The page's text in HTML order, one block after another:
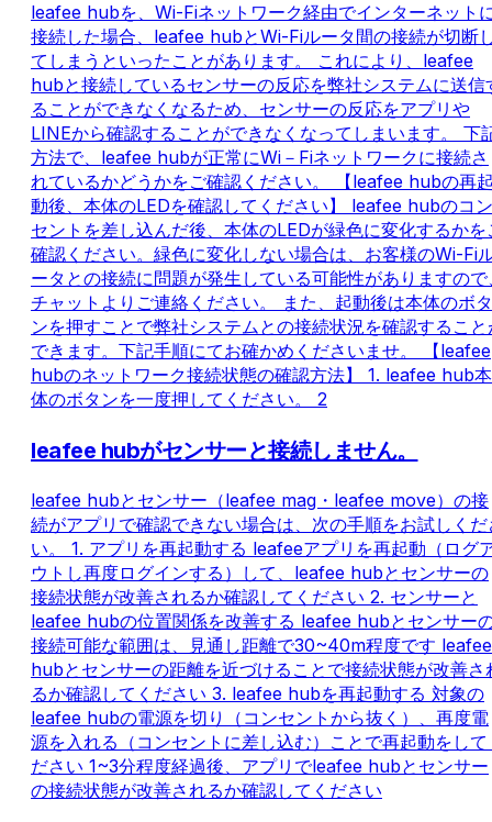
leafee hubを、Wi-Fiネットワーク経由でインターネット
接続した場合、leafee hubとWi-Fiルータ間の接続が切断
てしまうといったことがあります。 これにより、leafee
hubと接続しているセンサーの反応を弊社システムに送信
ることができなくなるため、センサーの反応をアプリや
LINEから確認することができなくなってしまいます。 下
方法で、leafee hubが正常にWi－Fiネットワークに接続さ
れているかどうかをご確認ください。 【leafee hubの再
動後、本体のLEDを確認してください】 leafee hubのコン
セントを差し込んだ後、本体のLEDが緑色に変化するかを
確認ください。緑色に変化しない場合は、お客様のWi-Fi
ータとの接続に問題が発生している可能性がありますので
チャットよりご連絡ください。 また、起動後は本体のボタ
ンを押すことで弊社システムとの接続状況を確認すること
できます。下記手順にてお確かめくださいませ。 【leafee
hubのネットワーク接続状態の確認方法】 1. leafee hub本
体のボタンを一度押してください。 2
leafee hubがセンサーと接続しません。
leafee hubとセンサー（leafee mag・leafee move）の接
続がアプリで確認できない場合は、次の手順をお試しくだ
い。 1. アプリを再起動する leafeeアプリを再起動（ログ
ウトし再度ログインする）して、leafee hubとセンサーの
接続状態が改善されるか確認してください 2. センサーと
leafee hubの位置関係を改善する leafee hubとセンサー
接続可能な範囲は、見通し距離で30~40m程度です leafee
hubとセンサーの距離を近づけることで接続状態が改善さ
るか確認してください 3. leafee hubを再起動する 対象の
leafee hubの電源を切り（コンセントから抜く）、再度電
源を入れる（コンセントに差し込む）ことで再起動をして
ださい 1~3分程度経過後、アプリでleafee hubとセンサー
の接続状態が改善されるか確認してください